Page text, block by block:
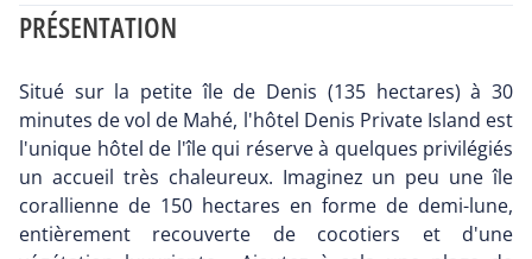
PRÉSENTATION
Situé sur la petite île de Denis (135 hectares) à 30
minutes de vol de Mahé, l'hôtel Denis Private Island est
l'unique hôtel de l'île qui réserve à quelques privilégiés
un accueil très chaleureux. Imaginez un peu une île
corallienne de 150 hectares en forme de demi-lune,
entièrement recouverte de cocotiers et d'une